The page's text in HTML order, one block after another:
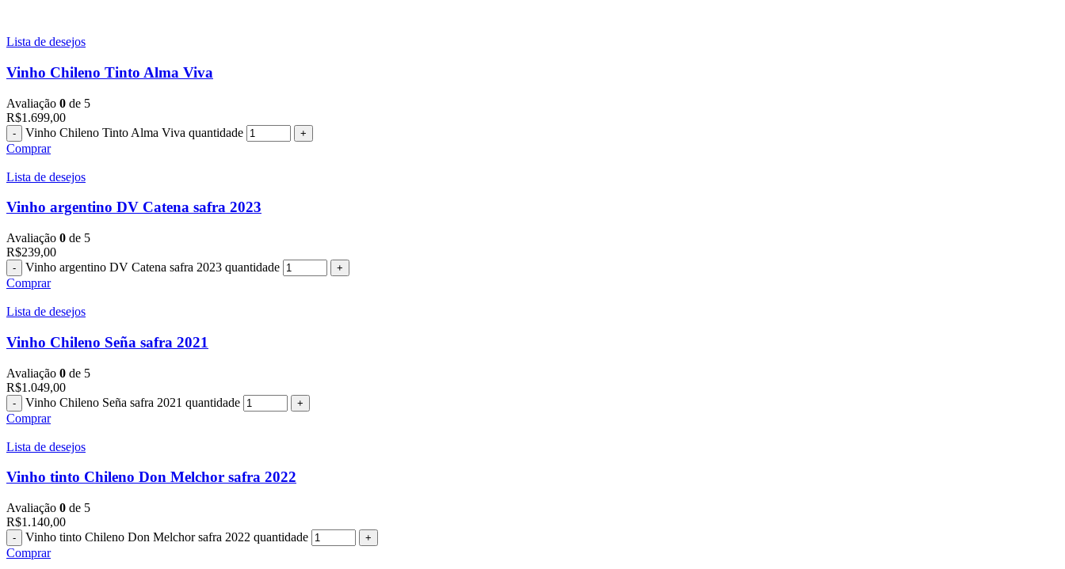
Lista de desejos
Vinho Chileno Tinto Alma Viva
Avaliação 0 de 5
R$1.699,00
Vinho Chileno Tinto Alma Viva quantidade
Comprar
Lista de desejos
Vinho argentino DV Catena safra 2023
Avaliação 0 de 5
R$239,00
Vinho argentino DV Catena safra 2023 quantidade
Comprar
Lista de desejos
Vinho Chileno Seña safra 2021
Avaliação 0 de 5
R$1.049,00
Vinho Chileno Seña safra 2021 quantidade
Comprar
Lista de desejos
Vinho tinto Chileno Don Melchor safra 2022
Avaliação 0 de 5
R$1.140,00
Vinho tinto Chileno Don Melchor safra 2022 quantidade
Comprar